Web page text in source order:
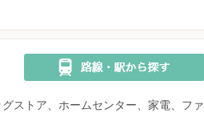
ストア、ホームセンター、家電、ファ